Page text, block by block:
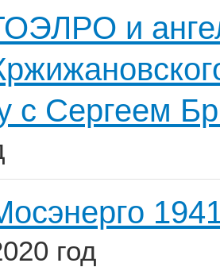
и
с Сергеем
год